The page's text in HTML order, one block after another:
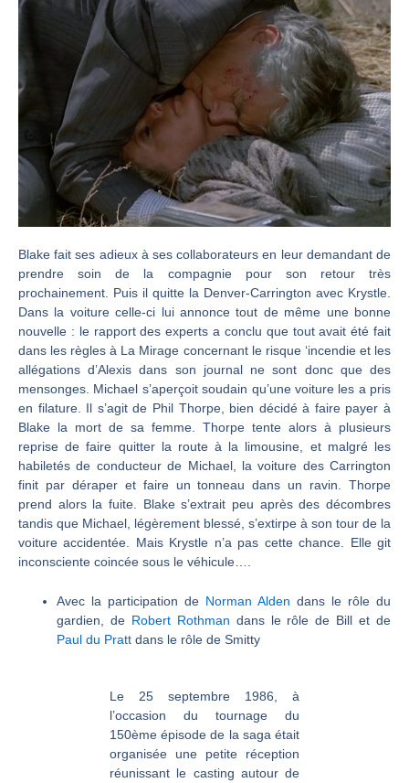
Blake fait ses adieux à ses collaborateurs en leur demandant de
prendre soin de la compagnie pour son retour très
prochainement. Puis il quitte la Denver-Carrington avec Krystle.
Dans la voiture celle-ci lui annonce tout de même une bonne
nouvelle : le rapport des experts a conclu que tout avait été fait
dans les règles à La Mirage concernant le risque ‘incendie et les
allégations d’Alexis dans son journal ne sont donc que des
mensonges. Michael s’aperçoit soudain qu’une voiture les a pris
en filature. Il s’agit de Phil Thorpe, bien décidé à faire payer à
Blake la mort de sa femme. Thorpe tente alors à plusieurs
reprise de faire quitter la route à la limousine, et malgré les
habiletés de conducteur de Michael, la voiture des Carrington
finit par déraper et faire un tonneau dans un ravin. Thorpe
prend alors la fuite. Blake s’extrait peu après des décombres
tandis que Michael, légèrement blessé, s’extirpe à son tour de la
voiture accidentée. Mais Krystle n’a pas cette chance. Elle git
inconsciente coincée sous le véhicule….
Avec la participation de Norman Alden dans le rôle du
gardien, de Robert Rothman dans le rôle de Bill et de
Paul du Pratt dans le rôle de Smitty
Le 25 septembre 1986, à
l’occasion du tournage du
150ème épisode de la saga était
organisée une petite réception
réunissant le casting autour de